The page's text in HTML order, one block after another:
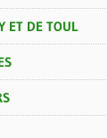
ET DE TOUL